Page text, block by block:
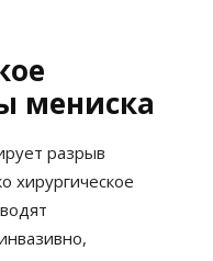
мениска
разрыв
хирургическое